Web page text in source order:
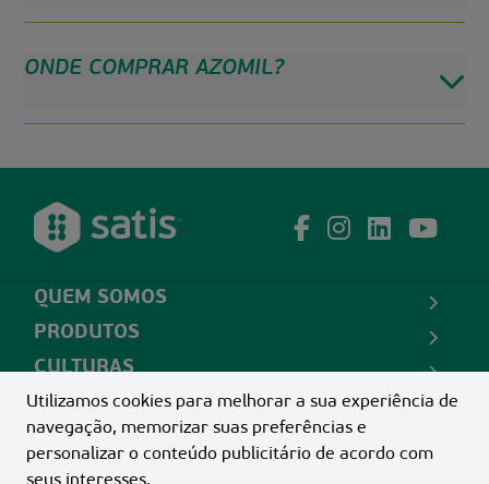
ONDE COMPRAR AZOMIL?
QUEM SOMOS
PRODUTOS
CULTURAS
CONTATO
SATIS INDÚSTRIA E COMÉRCIO LTDA -
Utilizamos cookies para melhorar a sua experiência de
navegação, memorizar suas preferências e
personalizar o conteúdo publicitário de acordo com